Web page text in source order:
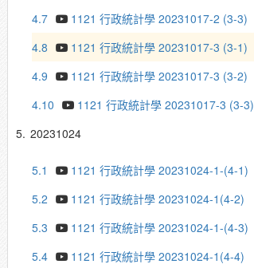
4.7
1121 行政統計學 20231017-2 (3-3)
4.8
1121 行政統計學 20231017-3 (3-1)
4.9
1121 行政統計學 20231017-3 (3-2)
4.10
1121 行政統計學 20231017-3 (3-3)
5. 20231024
5.1
1121 行政統計學 20231024-1-(4-1)
5.2
1121 行政統計學 20231024-1(4-2)
5.3
1121 行政統計學 20231024-1-(4-3)
5.4
1121 行政統計學 20231024-1(4-4)